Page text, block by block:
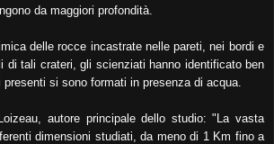
da maggiori profondità.
delle rocce incastrate nelle pareti, nei bordi e
di tali crateri, gli scienziati hanno identificato ben
si sono formati in presenza di acqua.
autore principale dello studio: "La vasta
dimensioni studiati, da meno di 1 Km fino a